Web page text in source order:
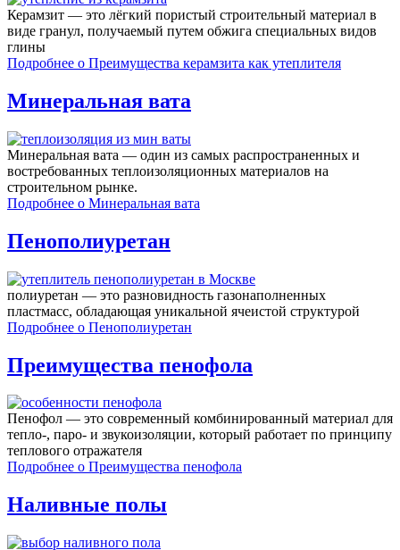
Керамзит — это лёгкий пористый строительный материал в
виде гранул, получаемый путем обжига специальных видов
глины
Подробнее о Преимущества керамзита как утеплителя
Минеральная вата
Минеральная вата — один из самых распространенных и
востребованных теплоизоляционных материалов на
строительном рынке.
Подробнее о Минеральная вата
Пенополиуретан
полиуретан — это разновидность газонаполненных
пластмасс, обладающая уникальной ячеистой структурой
Подробнее о Пенополиуретан
Преимущества пенофола
Пенофол — это современный комбинированный материал для
тепло-, паро- и звукоизоляции, который работает по принципу
теплового отражателя
Подробнее о Преимущества пенофола
Наливные полы